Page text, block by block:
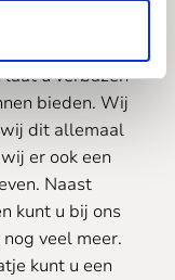
kunt u bij
laat u verbazen
bieden. Wij
dit allemaal
er ook een
Naast
kunt u bij ons
veel meer.
kunt u een